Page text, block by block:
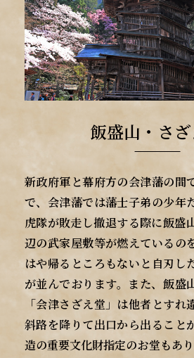
飯盛山・さ
新政府軍と幕府方の会津藩の間
で、会津藩では藩士子弟の少年
虎隊が敗走し撤退する際に飯盛
辺の武家屋敷等が燃えているの
はや帰るところもないと自刃し
が並んでおります。また、飯盛
「会津さざえ堂」は他者とすれ
斜路を降りて出口から出ること
造の重要文化財指定のお堂もあり